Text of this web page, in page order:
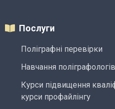
Послуги
Поліграфні перевірки
Навчання поліграфологів
Курси підвищення
курси профайлінгу